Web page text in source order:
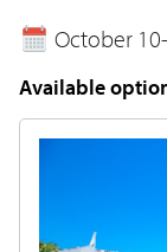
October
Available